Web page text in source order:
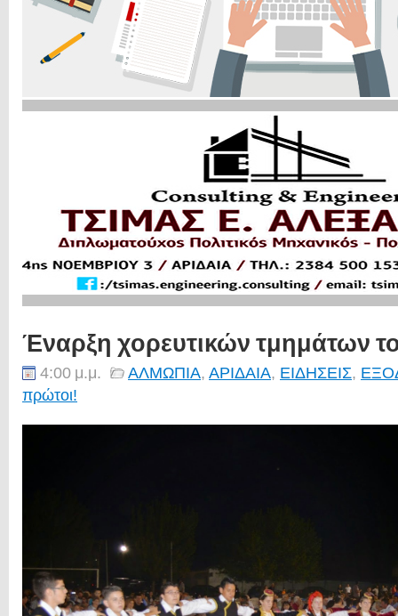
Έναρξη χορευτικών τμημάτων
4:00 μ.μ. ΑΛΜΩΠΙΑ, ΑΡΙΔΑΙΑ, ΕΙΔΗΣΕΙΣ,
πρώτοι!